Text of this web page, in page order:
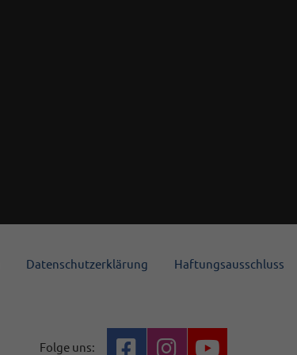
Datenschutzerklärung Haftungsausschluss
Folge uns: